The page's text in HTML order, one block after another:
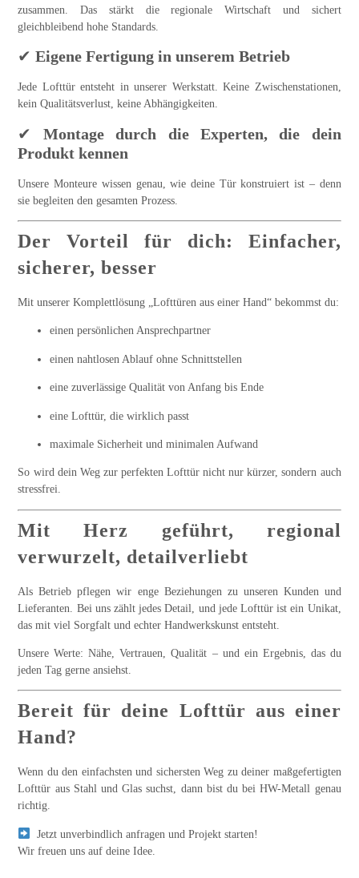
zusammen. Das stärkt die regionale Wirtschaft und sichert
gleichbleibend hohe Standards.
✔Eigene Fertigung in unserem Betrieb
Jede Lofttür entsteht in unserer Werkstatt. Keine Zwischenstationen,
kein Qualitätsverlust, keine Abhängigkeiten.
✔ Montage durch die Experten, die dein
Produkt kennen
Unsere Monteure wissen genau, wie deine Tür konstruiert ist – denn
sie begleiten den gesamten Prozess.
Der Vorteil für dich: Einfacher,
sicherer, besser
Mit unserer Komplettlösung „Lofttüren aus einer Hand“ bekommst du:
einen persönlichen Ansprechpartner
einen nahtlosen Ablauf ohne Schnittstellen
eine zuverlässige Qualität von Anfang bis Ende
eine Lofttür, die wirklich passt
maximale Sicherheit und minimalen Aufwand
So wird dein Weg zur perfekten Lofttür nicht nur kürzer, sondern auch
stressfrei.
Mit Herz geführt, regional
verwurzelt, detailverliebt
Als Betrieb pflegen wir enge Beziehungen zu unseren Kunden und
Lieferanten. Bei uns zählt jedes Detail, und jede Lofttür ist ein Unikat,
das mit viel Sorgfalt und echter Handwerkskunst entsteht.
Unsere Werte: Nähe, Vertrauen, Qualität – und ein Ergebnis, das du
jeden Tag gerne ansiehst.
Bereit für deine Lofttür aus einer
Hand?
Wenn du den einfachsten und sichersten Weg zu deiner maßgefertigten
Lofttür aus Stahl und Glas suchst, dann bist du bei HW-Metall genau
richtig.
Jetzt unverbindlich anfragen und Projekt starten!
Wir freuen uns auf deine Idee.